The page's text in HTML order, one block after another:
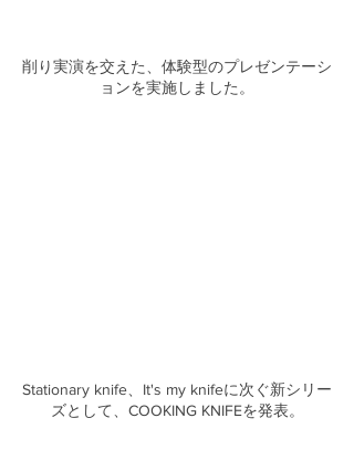
削り実演を交えた、体験型のプレゼンテーシ
ョンを実施しました。
Stationary knife、It's my knifeに次ぐ新シリー
ズとして、COOKING KNIFEを発表。